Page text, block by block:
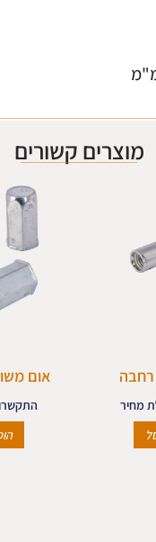
מוצרים קשורים
מחיר
אום